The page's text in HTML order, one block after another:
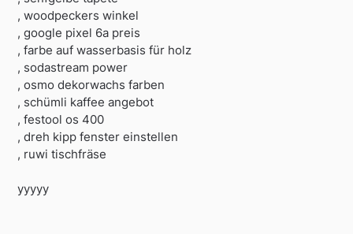
, woodpeckers winkel
, google pixel 6a preis
, farbe auf wasserbasis für holz
, sodastream power
, osmo dekorwachs farben
, schümli kaffee angebot
, festool os 400
, dreh kipp fenster einstellen
, ruwi tischfräse
yyyyy